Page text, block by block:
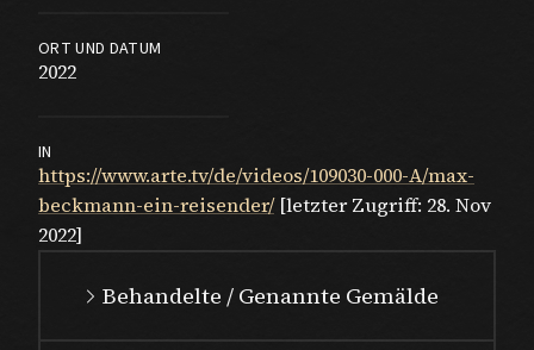
ORT UND DATUM
2022
IN
https://www.arte.tv/de/videos/109030-000-A/max-
beckmann-ein-reisender/[letzter Zugriff: 28. Nov
2022]
Behandelte / Genannte Gemälde